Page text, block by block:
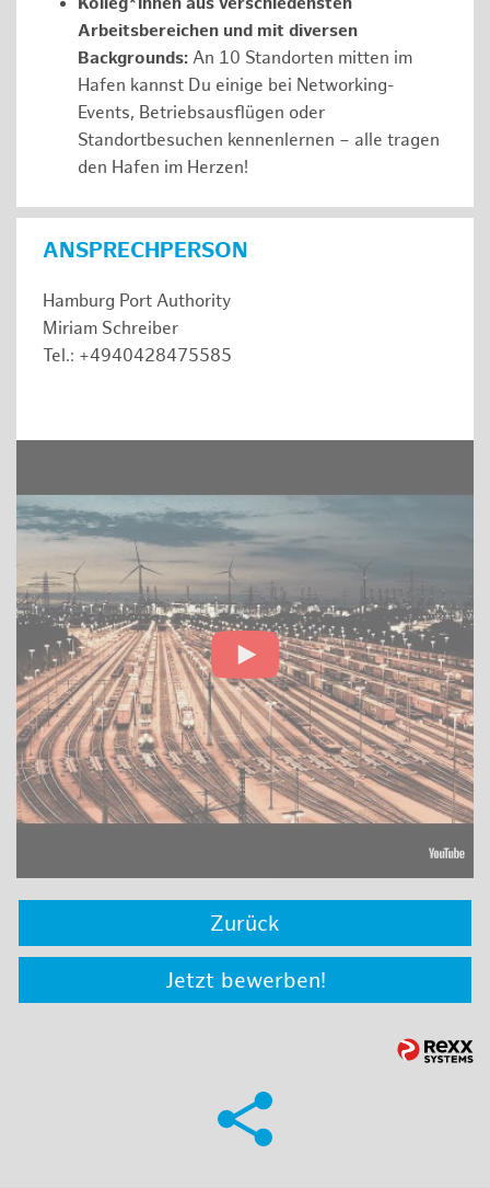
Arbeitsbereichen und mit diversen
Backgrounds: An 10 Standorten mitten im
Hafen kannst Du einige bei Networking-
Events, Betriebsausflügen oder
Standortbesuchen kennenlernen – alle tragen
den Hafen im Herzen!
ANSPRECHPERSON
Hamburg Port Authority
Miriam Schreiber
Tel.: +4940428475585
Zurück
Jetzt bewerben!